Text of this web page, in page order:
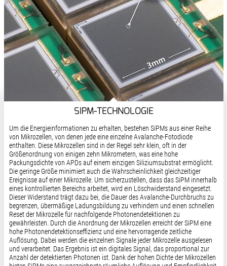
SIPM-TECHNOLOGIE
Um die Energieinformationen zu erhalten, bestehen SiPMs aus einer Reihe
von Mikrozellen, von denen jede eine einzelne Avalanche-Fotodiode
enthalten. Diese Mikrozellen sind in der Regel sehr klein, oft in der
Größenordnung von einigen zehn Mikrometern, was eine hohe
Packungsdichte von APDs auf einem einzigen Siliziumsubstrat ermöglicht.
Die geringe Größe minimiert auch die Wahrscheinlichkeit gleichzeitiger
Ereignisse auf einer Mikrozelle. Um sicherzustellen, dass das SiPM innerhalb
eines kontrollierten Bereichs arbeitet, wird ein Löschwiderstand eingesetzt.
Dieser Widerstand trägt dazu bei, die Dauer des Avalanche-Durchbruchs zu
begrenzen, übermäßige Ladungsbildung zu verhindern und einen schnellen
Reset der Mikrozelle für nachfolgende Photonendetektionen zu
gewährleisten. Durch die Anordnung der Mikrozellen erreicht der SiPM eine
hohe Photonendetektionseffizienz und eine hervorragende zeitliche
Auflösung. Dabei werden die einzelnen Signale jeder Mikrozelle ausgelesen
und verarbeitet. Das Ergebnis ist ein digitales Signal, das proportional zur
Anzahl der detektierten Photonen ist. Dank der hohen Dichte der Mikrozellen